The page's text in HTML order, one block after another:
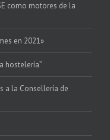
como motores de la
en 2021»
hostelería”
a la Consellería de